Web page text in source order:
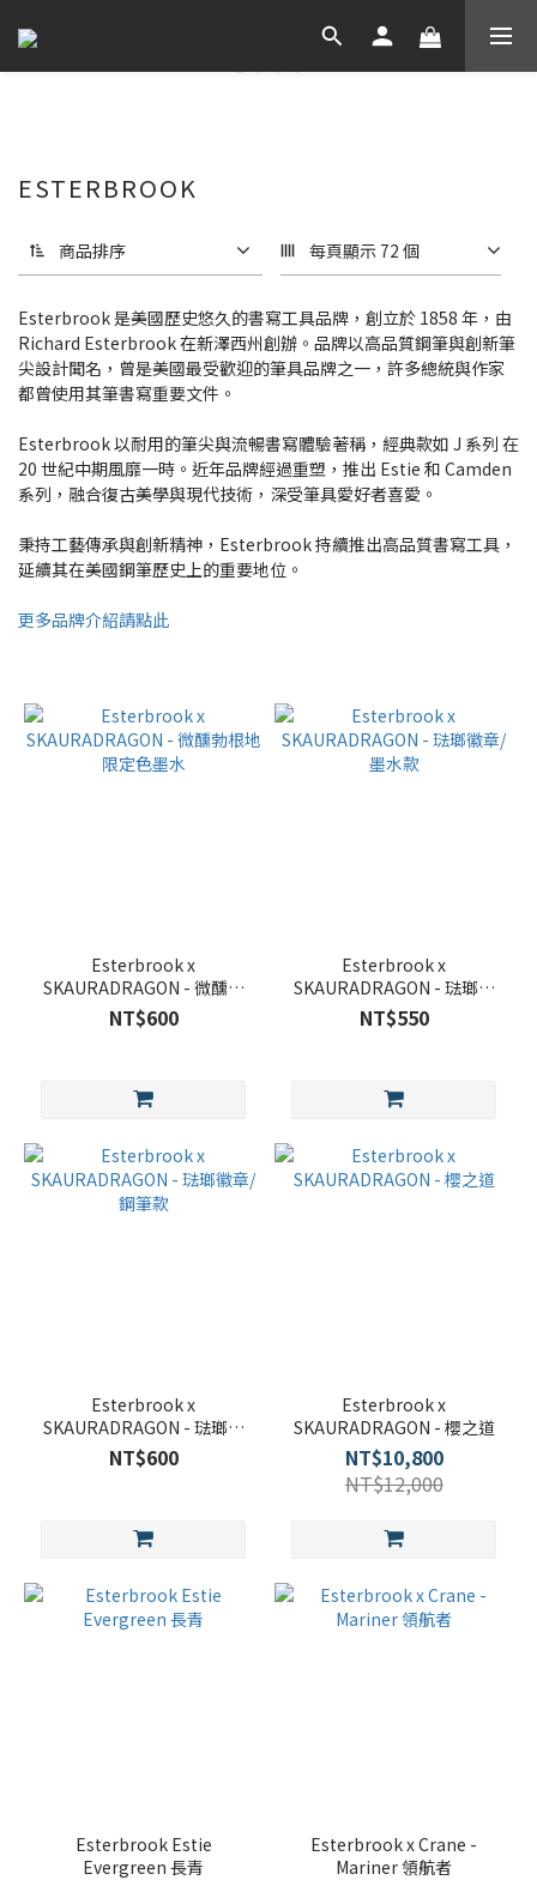
ESTERBROOK
商品排序 每頁顯示 72 個
Esterbrook 是美國歷史悠久的書寫工具品牌，創立於 1858 年，由
Richard Esterbrook 在新澤西州創辦。品牌以高品質鋼筆與創新筆
尖設計聞名，曾是美國最受歡迎的筆具品牌之一，許多總統與作家
都曾使用其筆書寫重要文件。
Esterbrook 以耐用的筆尖與流暢書寫體驗著稱，經典款如 J 系列 在
20 世紀中期風靡一時。近年品牌經過重塑，推出 Estie 和 Camden
系列，融合復古美學與現代技術，深受筆具愛好者喜愛。
秉持工藝傳承與創新精神，Esterbrook 持續推出高品質書寫工具，
延續其在美國鋼筆歷史上的重要地位。
更多品牌介紹請點此
Esterbrook x
SKAURADRAGON - 微醺勃
根地 限定色墨水
NT$600
Esterbrook x
SKAURADRAGON - 琺瑯徽
章/墨水款
NT$550
Esterbrook x
SKAURADRAGON - 琺瑯徽
章/鋼筆款
NT$600
Esterbrook x
SKAURADRAGON - 櫻之道
NT$10,800
NT$12,000
Esterbrook Estie
Evergreen 長青
Esterbrook x Crane -
Mariner 領航者